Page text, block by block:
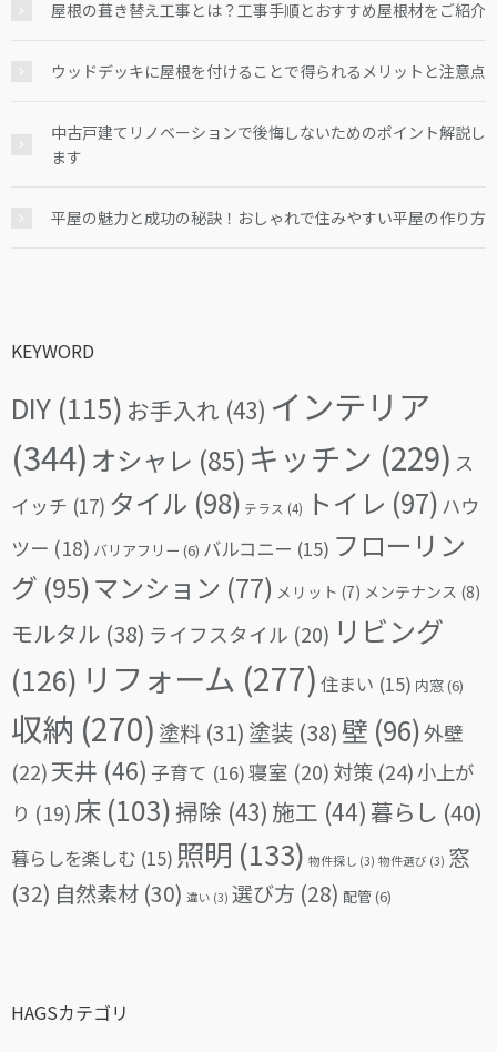
屋根の葺き替え工事とは？工事手順とおすすめ屋根材をご紹介
ウッドデッキに屋根を付けることで得られるメリットと注意点
中古戸建てリノベーションで後悔しないためのポイント解説し
ます
平屋の魅力と成功の秘訣！おしゃれで住みやすい平屋の作り方
KEYWORD
DIY (115) お手入れ (43) インテリア
(344) オシャレ (85) キッチン (229) ス
イッチ (17) タイル (98) テラス (4) トイレ (97) ハウ
ツー (18) バリアフリー (6) バルコニー (15) フローリン
グ (95)マンション (77) メリット (7) メンテナンス (8)
モルタル (38) ライフスタイル (20) リビング
(126) リフォーム (277) 住まい (15) 内窓(6)
収納 (270) 塗料 (31) 塗装 (38) 壁 (96)外壁
(22)天井 (46) 子育て (16)寝室 (20) 対策 (24)小上が
り (19) 床 (103)掃除 (43) 施工 (44) 暮らし (40)
暮らしを楽しむ (15) 照明 (133) 物件探し (3) 物件選び (3) 窓
(32) 自然素材 (30) 違い (3) 選び方 (28) 配管(6)
HAGSカテゴリ